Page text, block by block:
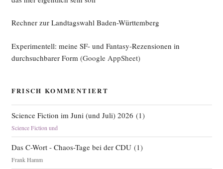
Rechner zur Landtagswahl Baden-Württemberg
Experimentell: meine SF- und Fantasy-Rezensionen in
durchsuchbarer Form (Google AppSheet)
FRISCH KOMMENTIERT
Science Fiction im Juni (und Juli) 2026 (1)
Science Fiction und
Das C-Wort - Chaos-Tage bei der CDU(1)
Frank Hamm